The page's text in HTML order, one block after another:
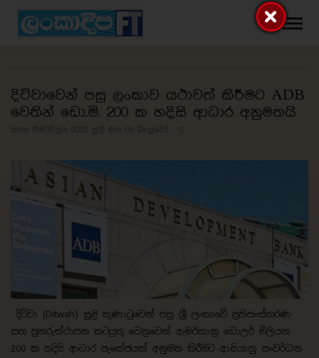
දිට්වාවෙන් පසු ලංකාව යථාවත් කිරීමට ADB
වෙතින් ඩො.මි. 200 ක හදිසි ආධාර අනුමතයි
දිට්වා (Ditwah) සුළි කුණාටුවෙන් පසු ශ්‍රී ලංකාවේ ප්‍රතිසංස්කරණ
සහ පුනරුත්ථාපන කටයුතු වෙනුවෙන් ඇමරිකානු ඩොලර් මිලියන
200 ක හදිසි ආධාර පැකේජයක් අනුමත කිරීමට ආසියානු සංවර්ධන